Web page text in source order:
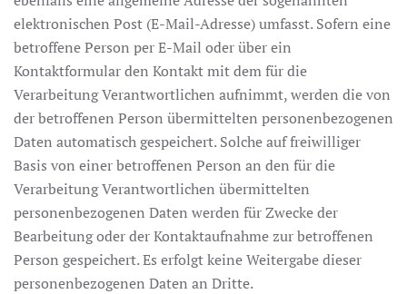
elektronischen Post (E-Mail-Adresse) umfasst. Sofern eine
betroffene Person per E-Mail oder über ein
Kontaktformular den Kontakt mit dem für die
Verarbeitung Verantwortlichen aufnimmt, werden die von
der betroffenen Person übermittelten personenbezogenen
Daten automatisch gespeichert. Solche auf freiwilliger
Basis von einer betroffenen Person an den für die
Verarbeitung Verantwortlichen übermittelten
personenbezogenen Daten werden für Zwecke der
Bearbeitung oder der Kontaktaufnahme zur betroffenen
Person gespeichert. Es erfolgt keine Weitergabe dieser
personenbezogenen Daten an Dritte.